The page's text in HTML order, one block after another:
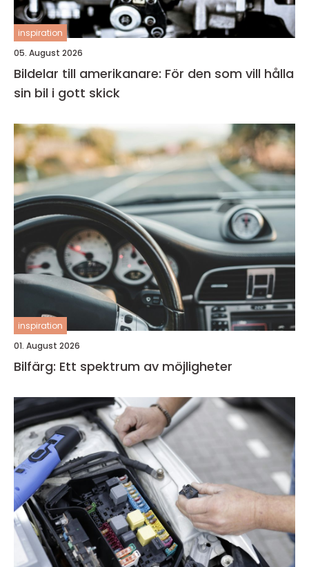
inspiration
05. August 2026
Bildelar till amerikanare: För den som vill hålla
sin bil i gott skick
inspiration
01. August 2026
Bilfärg: Ett spektrum av möjligheter